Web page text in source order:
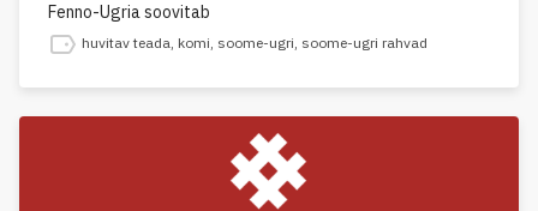
Fenno-Ugria soovitab
huvitav teada, komi, soome-ugri, soome-ugri rahvad